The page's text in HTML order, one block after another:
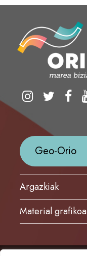
Geo-Orio
Argazkiak
Material grafikoa